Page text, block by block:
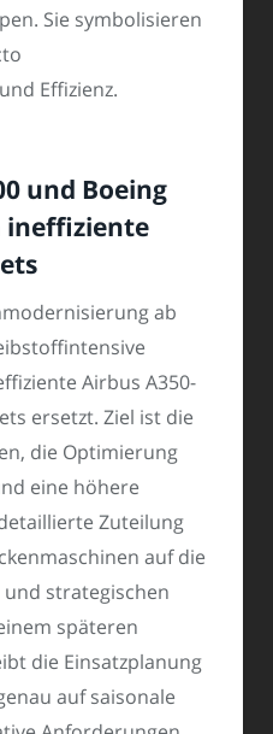
Sie symbolisieren
Effizienz.
und Boeing
ineffiziente
ab
Airbus A350-
ersetzt. Ziel ist die
die Optimierung
eine höhere
Zuteilung
auf die
strategischen
späteren
die Einsatzplanung
auf saisonale